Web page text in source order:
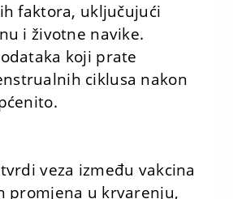
faktora, uključujući
i životne navike.
koji prate
ciklusa nakon
veza između vakcina
promjena u krvarenju,